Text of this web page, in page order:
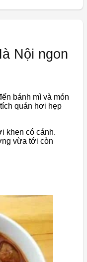
Nội ngon
bánh mì và món
quán hơi hẹp
khen có cánh.
vừa tới còn